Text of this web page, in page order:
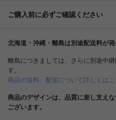
ご購入前に必ずご確認ください
北海道・沖縄・離島は別途配送料が発
離島につきましては、さらに別途中
す。
商品の送料、配送について詳しくはこ
商品のデザインは、品質に差し支え
ございます。